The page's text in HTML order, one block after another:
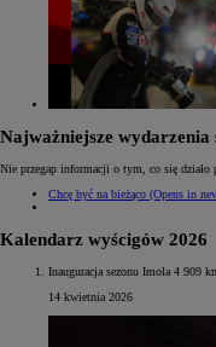
Najważniejsze wydarzenia
Nie przegap informacji o tym, co się działo
Chcę być na bieżąco (Opens in
Kalendarz wyścigów 2026
Inauguracja sezonu Imola 4 909
14 kwietnia 2026